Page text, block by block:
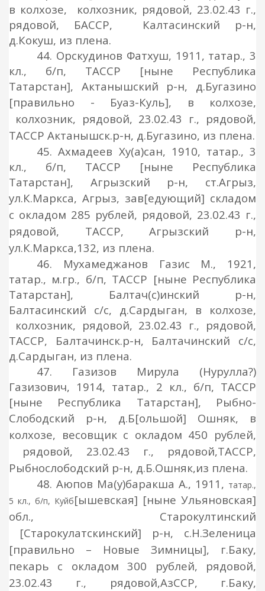
в колхозе, колхозник, рядовой, 23.02.43 г.,
рядовой, БАССР, Калтасинский р-н,
д.Кокуш, из плена.
44. Орскудинов Фатхуш, 1911, татар., 3
кл., б/п, ТАССР [ныне Республика
Татарстан], Актанышский р-н, д.Бугазино
[правильно - Буаз-Куль], в колхозе,
колхозник, рядовой, 23.02.43 г., рядовой,
ТАССР Актанышск.р-н, д.Бугазино, из плена.
45. Ахмадеев Ху(а)сан, 1910, татар., 3
кл., б/п, ТАССР [ныне Республика
Татарстан], Агрызский р-н, ст.Агрыз,
ул.К.Маркса, Агрыз, зав[едующий] складом
с окладом 285 рублей, рядовой, 23.02.43 г.,
рядовой, ТАССР, Агрызский р-н,
ул.К.Маркса,132, из плена.
46. Мухамеджанов Газис М., 1921,
татар., м.гр., б/п, ТАССР [ныне Республика
Татарстан], Балтач(с)инский р-н,
Балтасинский с/с, д.Сардыган, в колхозе,
колхозник, рядовой, 23.02.43 г., рядовой,
ТАССР, Балтачинск.р-н, Балтачинский с/с,
д.Сардыган, из плена.
47. Газизов Мирула (Нурулла?)
Газизович, 1914, татар., 2 кл., б/п, ТАССР
[ныне Республика Татарстан], Рыбно-
Слободский р-н, д.Б[ольшой] Ошняк, в
колхозе, весовщик с окладом 450 рублей,
рядовой, 23.02.43 г., рядовой,ТАССР,
Рыбнослободский р-н, д.Б.Ошняк,из плена.
48. Аюпов Ма(у)баракша А., 1911, татар.,
5 кл., б/п, Куйб[ышевская] [ныне Ульяновская]
обл., Старокултинский
[Старокулатскинский] р-н, с.Н.Зеленица
[правильно – Новые Зимницы], г.Баку,
пекарь с окладом 300 рублей, рядовой,
23.02.43 г., рядовой,АзССР, г.Баку,